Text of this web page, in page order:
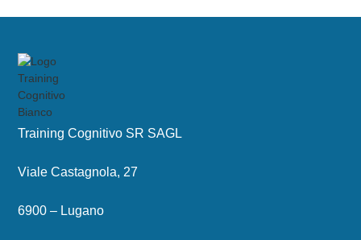
Training Cognitivo SR SAGL
Viale Castagnola, 27
6900 – Lugano